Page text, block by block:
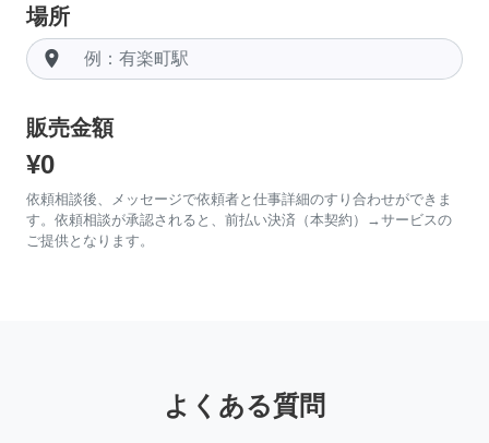
場所
room
販売金額
¥0
依頼相談後、メッセージで依頼者と仕事詳細のすり合わせができま
す。依頼相談が承認されると、前払い決済（本契約）→サービスの
ご提供となります。
よくある質問